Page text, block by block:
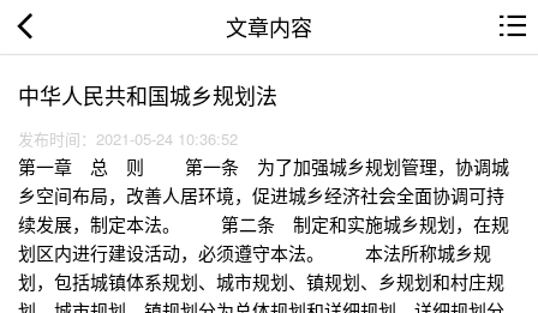
文章内容
中华人民共和国城乡规划法
发布时间：2021-05-24 10:36:52
第一章 总 则 第一条 为了加强城乡规划管理，协调城
乡空间布局，改善人居环境，促进城乡经济社会全面协调可持
续发展，制定本法。 第二条 制定和实施城乡规划，在规
划区内进行建设活动，必须遵守本法。 本法所称城乡规
划，包括城镇体系规划、城市规划、镇规划、乡规划和村庄规